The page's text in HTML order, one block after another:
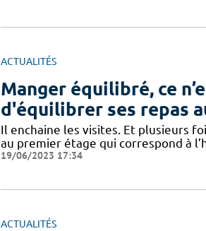
ACTUALITÉS
Manger équilibré, ce
d'équilibrer ses repas
Il enchaine les visites. Et plusieurs
au premier étage qui correspond à
19/06/2023 17:34
ACTUALITÉS